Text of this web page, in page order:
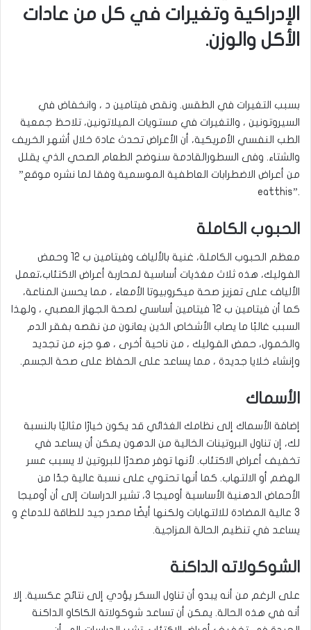
الإدراكية وتغيرات في كل من عادات
الأكل والوزن.
بسبب التغيرات في الطقس. ونقص فيتامين د ، وانخفاض في
السيروتونين ، والتغيرات في مستويات الميلاتونين، تلاحظ جمعية
الطب النفسي الأمريكية، أن الأعراض تحدث عادة خلال أشهر الخريف
والشتاء. وفى السطورالقادمة سنوضح الطعام الصحي الذي يقلل
من أعراض الاضطرابات العاطفية الموسمية وفقا لما نشره موقع”
eatthis”.
الحبوب الكاملة
معظم الحبوب الكاملة، غنية بالألياف وفيتامين ب 12 وحمض
الفوليك، هذه ثلاث مغذيات أساسية لمحاربة أعراض الاكتئاب،تعمل
الألياف على تعزيز صحة ميكروبيوتا الأمعاء ، مما يحسن المناعة،
كما أن فيتامين ب 12 فيتامين أساسي لصحة الجهاز العصبي ، ولهذا
السبب غالبًا ما يصاب الأشخاص الذين يعانون من نقصه بفقر الدم
والخمول، حمض الفوليك ، من ناحية أخرى ، هو جزء من تجديد
وإنشاء خلايا جديدة ، مما يساعد على الحفاظ على صحة الجسم .
الأسماك
إضافة الأسماك إلى نظامك الغذائي قد يكون خيارًا مثاليًا بالنسبة
لك، إن تناول البروتينات الخالية من الدهون يمكن أن يساعد في
تخفيف أعراض الاكتئاب. لأنها توفر مصدرًا للبروتين لا يسبب عسر
الهضم أو الالتهاب. كما أنها تحتوي على نسبة عالية جدًا من
الأحماض الدهنية الأساسية أوميجا 3، تشير الدراسات إلى أن أوميجا
3 عالية المضادة للالتهابات ولكنها أيضًا مصدر جيد للطاقة للدماغ و
يساعد في تنظيم الحالة المزاجية.
الشوكولاته الداكنة
على الرغم من أنه يبدو أن تناول السكر يؤدي إلى نتائج عكسية. إلا
أنه في هذه الحالة. يمكن أن تساعد شوكولاتة الكاكاو الداكنة